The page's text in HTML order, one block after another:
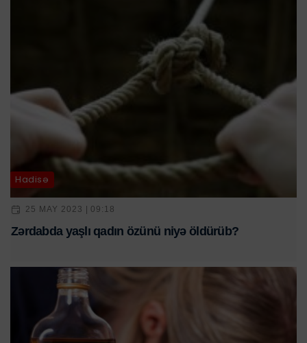
Hadisə
25 MAY 2023 | 09:18
Zərdabda yaşlı qadın özünü niyə öldürüb?